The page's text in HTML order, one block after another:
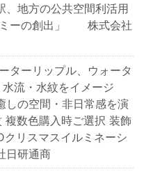
地方の公共空間利活用
ミーの創出」 株式会社
ターリップル、ウォータ
水流・水紋をイメージ
の空間・非日常感を演
複数色購入時ご選択 装飾
リスマスイルミネーシ
日研通商